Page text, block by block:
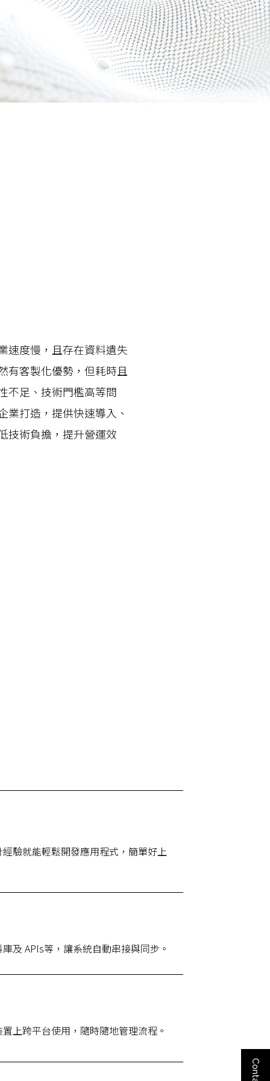
速度慢，且存在資料遺失
有客製化優勢，但耗時且
不足、技術門檻高等問
業打造，提供快速導入、
技術負擔，提升營運效
驗就能輕鬆開發應用程式，簡單好上
及 APIs等，讓系統自動串接與同步。
上跨平台使用，隨時隨地管理流程。